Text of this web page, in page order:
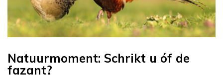
Natuurmoment: Schrikt u óf de
fazant?